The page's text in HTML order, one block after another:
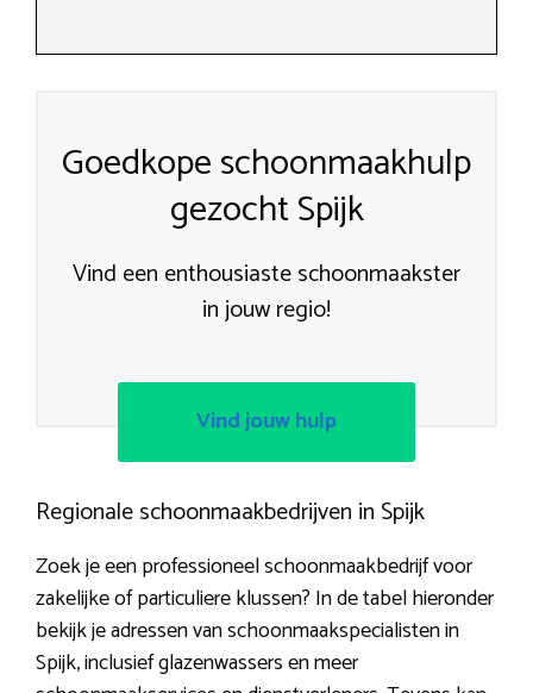
Goedkope schoonmaakhulp
gezocht Spijk
Vind een enthousiaste schoonmaakster
in jouw regio!
Vind jouw hulp
Regionale schoonmaakbedrijven in Spijk
Zoek je een professioneel schoonmaakbedrijf voor
zakelijke of particuliere klussen? In de tabel hieronder
bekijk je adressen van schoonmaakspecialisten in
Spijk, inclusief glazenwassers en meer